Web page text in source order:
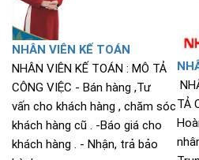
NHÂN VIÊN KẾ TOÁN
NHÂN VIÊN KẾ TOÁN : MÔ TẢ
CÔNG VIỆC - Bán hàng ,Tư
vấn cho khách hàng , chăm sóc
khách hàng cũ . -Báo giá cho
khách hàng . - Nhận, trả bảo
TẢ